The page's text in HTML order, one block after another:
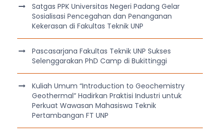
Satgas PPK Universitas Negeri Padang Gelar
Sosialisasi Pencegahan dan Penanganan
Kekerasan di Fakultas Teknik UNP
Pascasarjana Fakultas Teknik UNP Sukses
Selenggarakan PhD Camp di Bukittinggi
Kuliah Umum “Introduction to Geochemistry
Geothermal” Hadirkan Praktisi Industri untuk
Perkuat Wawasan Mahasiswa Teknik
Pertambangan FT UNP